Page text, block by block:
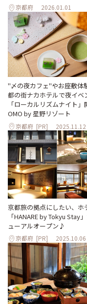
京都府 2026.01.01
"〆の夜カフェ"やお座敷体
都の街ナカホテルで夜イベ
「ローカルリズムナイト」
OMO by 星野リゾート
京都府 [PR] 2025.11.12
京都旅の拠点にしたい、ホ
「HANARE by Tokyu Stay
ューアルオープン♪
京都府 [PR] 2025.10.06